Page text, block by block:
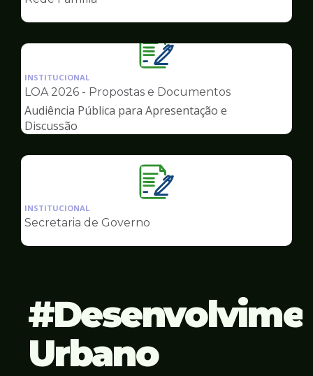
Governo
Ilustração
da
pagina
Governo
INSTITUCIONAL
LOA 2026 - Propostas e Documentos
Audiência Pública para Apresentação e
Discussão
Ilustração
da
Governo
INSTITUCIONAL
Secretaria de Governo
Urbano